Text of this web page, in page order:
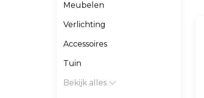
Meubelen
Verlichting
Accessoires
Tuin
Bekijk alles